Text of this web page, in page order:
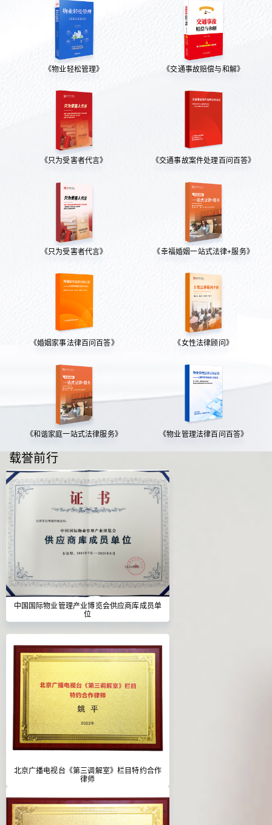
《物业轻松管理》 《交通事故赔偿与和解》
《只为受害者代言》 《交通事故案件处理百问百答》
《只为受害者代言》 《幸福婚姻一站式法律+服务》
《婚姻家事法律百问百答》 《女性法律顾问》
《和谐家庭一站式法律服务》 《物业管理法律百问百答》
载誉前行
中国国际物业管理产业博览会供应商库成员单
位
北京广播电视台《第三调解室》栏目特约合作
律师